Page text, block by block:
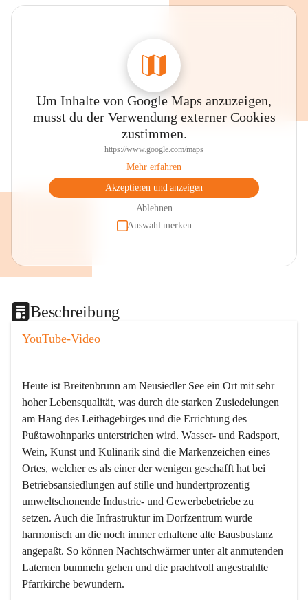
Um Inhalte von Google Maps anzuzeigen,
musst du der Verwendung externer Cookies
zustimmen.
https://www.google.com/maps
Mehr erfahren
Akzeptieren und anzeigen
Ablehnen
Auswahl merken
Beschreibung
YouTube-Video
Heute ist Breitenbrunn am Neusiedler See ein Ort mit sehr
hoher Lebensqualität, was durch die starken Zusiedelungen
am Hang des Leithagebirges und die Errichtung des
Pußtawohnparks unterstrichen wird. Wasser- und Radsport,
Wein, Kunst und Kulinarik sind die Markenzeichen eines
Ortes, welcher es als einer der wenigen geschafft hat bei
Betriebsansiedlungen auf stille und hundertprozentig
umweltschonende Industrie- und Gewerbebetriebe zu
setzen. Auch die Infrastruktur im Dorfzentrum wurde
harmonisch an die noch immer erhaltene alte Bausbustanz
angepaßt. So können Nachtschwärmer unter alt anmutenden
Laternen bummeln gehen und die prachtvoll angestrahlte
Pfarrkirche bewundern.